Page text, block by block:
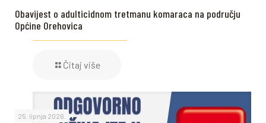
Obavijest o adulticidnom tretmanu komaraca na području
Općine Orehovica
Čitaj više
25. lipnja 2026.